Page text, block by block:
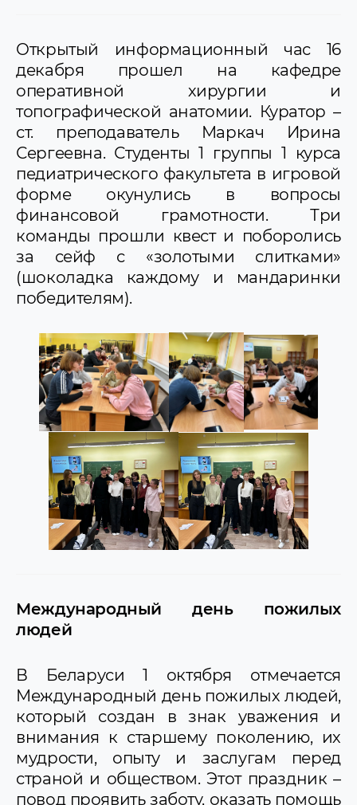
Открытый информационный час 16
декабря прошел на кафедре
оперативной хирургии и
топографической анатомии. Куратор –
ст. преподаватель Маркач Ирина
Сергеевна. Студенты 1 группы 1 курса
педиатрического факультета в игровой
форме окунулись в вопросы
финансовой грамотности. Три
команды прошли квест и поборолись
за сейф с «золотыми слитками»
(шоколадка каждому и мандаринки
победителям).
Международный день пожилых
людей
В Беларуси 1 октября отмечается
Международный день пожилых людей,
который создан в знак уважения и
внимания к старшему поколению, их
мудрости, опыту и заслугам перед
страной и обществом. Этот праздник –
повод проявить заботу, оказать помощь